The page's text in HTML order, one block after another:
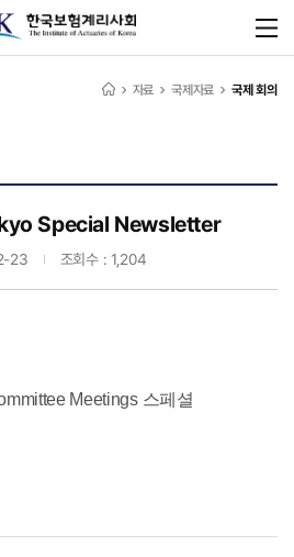
자료 국제자료 국제 회의
Special Newsletter
23 조회수 : 1,204
Meetings 스페셜